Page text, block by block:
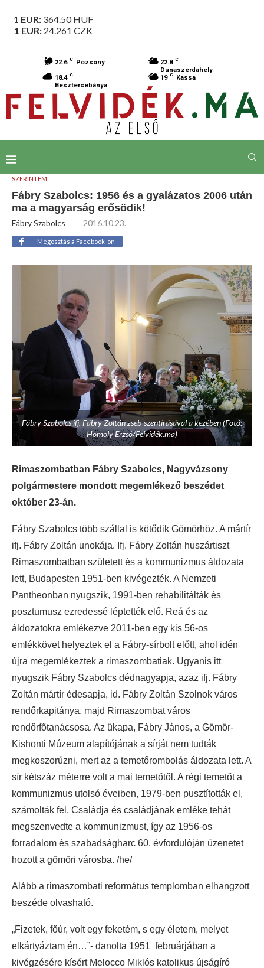
1 EUR: 364.50HUF
1 EUR: 24.261 CZK
22.6 C Pozsony 22.8 C
Dunaszerdahely
18.4 C
Besztercebánya
19 C Kassa
SZERINTEM
Fábry Szabolcs: 1956 és a gyalázatos 2006 után
ma a magyarság erősödik!
Fábry Szabolcs 2016.10.23.
Megosztás a Facebook-on
Fábry Szabolcs ifj. Fábry Zoltán zseb-szentírásával a kezében (Fotó:
Homoly Erzsó/Felvidék.ma)
Rimaszombatban Fábry Szabolcs, Nagyvázsony
polgármestere mondott megemlékező beszédet
október 23-án.
Fábry Szabolcs több szállal is kötődik Gömörhöz. A mártír
ifj. Fábry Zoltán unokája. Ifj. Fábry Zoltán huszártiszt
Rimaszombatban született és a kommunizmus áldozata
lett, Budapesten 1951-ben kivégezték. A Nemzeti
Pantheonban nyugszik, 1991-ben rehabilitálták és
posztumusz ezredessé léptették elő. Reá és az
áldozatokra emlékezve 2011-ben egy kis 56-os
emlékkövet helyeztek el a Fábry-sírbolt előtt, ahol idén
újra megemlékeztek a rimaszombatiak. Ugyanis itt
nyugszik Fábry Szabolcs dédnagyapja, azaz ifj. Fábry
Zoltán mártír édesapja, id. Fábry Zoltán Szolnok város
rendőrkapitánya, majd Rimaszombat város
rendőrfőtanácsosa. Az ükapa, Fábry János, a Gömör-
Kishonti Múzeum alapítójának a sírját nem tudták
megkoszorúzni, mert az a temetőrombolás áldozata lett. A
sír kétszáz méterre volt a mai temetőtől. A régi temetőt a
kommunizmus utolsó éveiben, 1979-ben pusztították el,
számolták fel. Családja és családjának emléke tehát
megszenvedte a kommunizmust, így az 1956-os
forradalom és szabadságharc 60. évfordulóján üzenetet
hozott a gömöri városba. /he/
Alább a rimaszombati református templomban elhangzott
beszéde olvasható.
„Fizetek, főúr, volt egy feketém, s egy életem, melyet
elkártyáztam én…”- danolta 1951 februárjában a
kivégzésére kísért Melocco Miklós katolikus újságíró